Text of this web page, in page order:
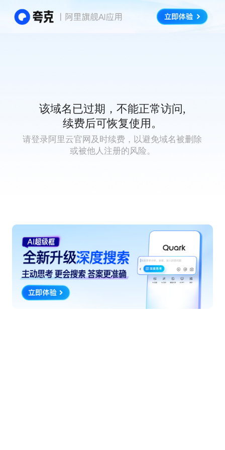
该域名已过期，不能正常访问,
续费后可恢复使用。
请登录阿里云官网及时续费，以避免域名被删除
或被他人注册的风险。